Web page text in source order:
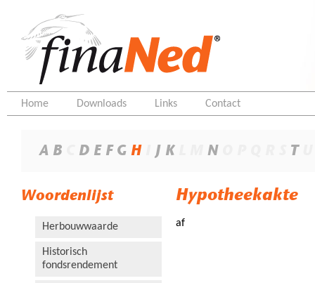
Home Downloads Links Contact
A B D E F G H J K N T
Woordenlijst
Herbouwwaarde
Historisch
fondsrendement
Hypotheekakte
af